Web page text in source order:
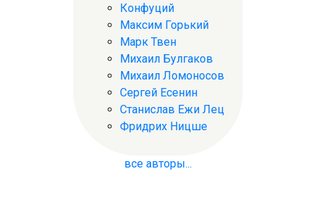
Конфуций
Максим Горький
Марк Твен
Михаил Булгаков
Михаил Ломоносов
Сергей Есенин
Станислав Ежи Лец
Фридрих Ницше
все авторы...